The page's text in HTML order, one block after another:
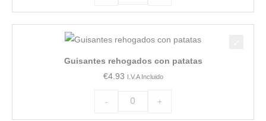
Guisantes rehogados con patatas
€4.93 I.V.A Incluido
-
rehogados
con
patatas
+